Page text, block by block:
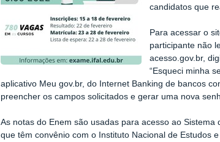
candidatos que
Para acessar o
participante não
acesso.gov.br,
“Esqueci minha
aplicativo Meu gov.br, do Internet Banking de bancos
preencher os campos solicitados e gerar uma nova
As notas do Enem são usadas para acesso ao
que têm convênio com o Instituto Nacional de Estudos